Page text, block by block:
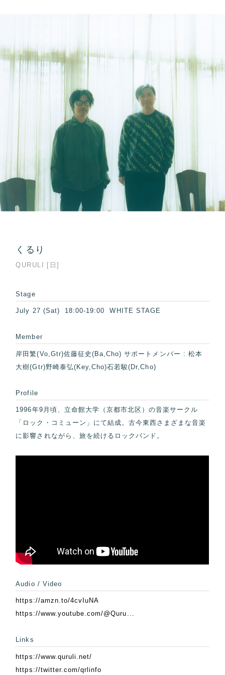
くるり
QURULI [日]
Stage
July 27 (Sat) 18:00-19:00 WHITE STAGE
Member
岸田繁(Vo,Gtr)佐藤征史(Ba,Cho) サポートメンバー : 松本
大樹(Gtr)野崎泰弘(Key,Cho)石若駿(Dr,Cho)
Profile
1996年9月頃、立命館大学（京都市北区）の音楽サークル
「ロック・コミューン」にて結成。古今東西さまざまな音楽
に影響されながら、旅を続けるロックバンド。
Audio / Video
https://amzn.to/4cvIuNA
https://www.youtube.com/@Quru...
Links
https://www.quruli.net/
https://twitter.com/qrlinfo